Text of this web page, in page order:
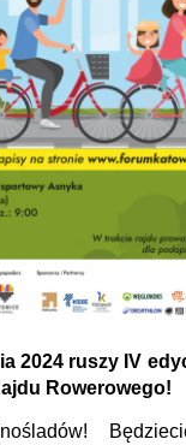
2024 ruszy IV
Rowerowego!